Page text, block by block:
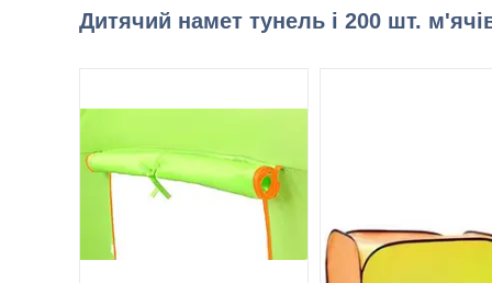
Дитячий намет тунель і 200 шт.